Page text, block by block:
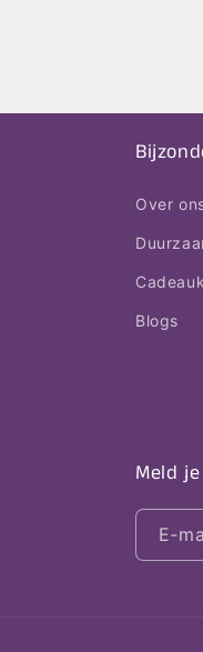
Over
Blogs
Meld